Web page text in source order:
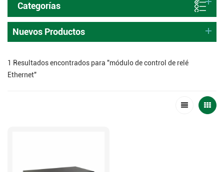
Categorías
Nuevos Productos
1 Resultados encontrados para "módulo de control de relé
Ethernet"